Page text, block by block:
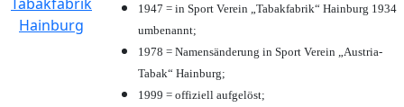
1947 = in Sport Verein „Tabakfabrik“ Hainburg 1934
umbenannt;
1978 = Namensänderung in Sport Verein „Austria-
Tabak“ Hainburg;
1999 = offiziell aufgelöst;